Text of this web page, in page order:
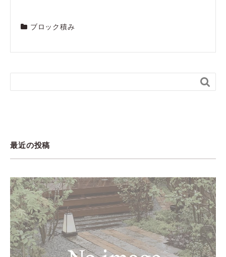
ブロック積み

最近の投稿